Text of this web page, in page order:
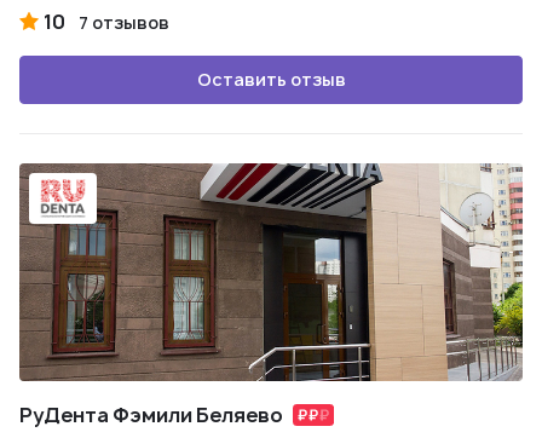
10 7 отзывов
Оставить отзыв
РуДента Фэмили Беляево